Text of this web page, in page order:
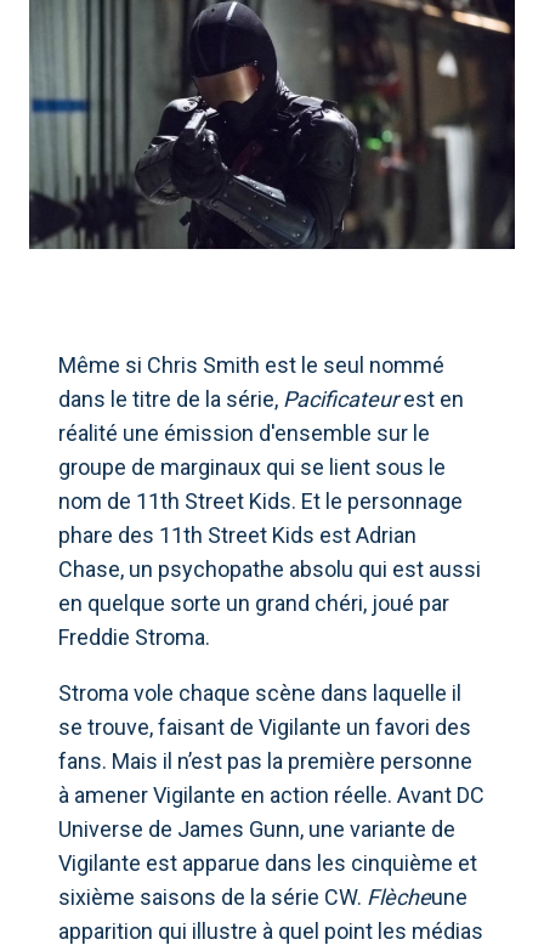
Même si Chris Smith est le seul nommé
dans le titre de la série, Pacificateurest en
réalité une émission d'ensemble sur le
groupe de marginaux qui se lient sous le
nom de 11th Street Kids. Et le personnage
phare des 11th Street Kids est Adrian
Chase, un psychopathe absolu qui est aussi
en quelque sorte un grand chéri, joué par
Freddie Stroma.
Stroma vole chaque scène dans laquelle il
se trouve, faisant de Vigilante un favori des
fans. Mais il n’est pas la première personne
à amener Vigilante en action réelle. Avant DC
Universe de James Gunn, une variante de
Vigilante est apparue dans les cinquième et
sixième saisons de la série CW. Flècheune
apparition qui illustre à quel point les médias